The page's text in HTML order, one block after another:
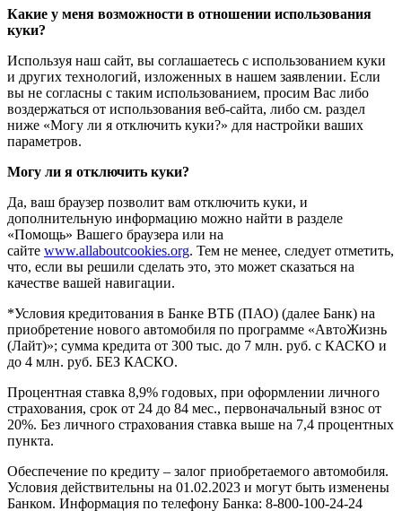
Какие у меня возможности в отношении использования
куки?
Используя наш сайт, вы соглашаетесь с использованием куки
и других технологий, изложенных в нашем заявлении. Если
вы не согласны с таким использованием, просим Вас либо
воздержаться от использования веб-сайта, либо см. раздел
ниже «Могу ли я отключить куки?» для настройки ваших
параметров.
Могу ли я отключить куки?
Да, ваш браузер позволит вам отключить куки, и
дополнительную информацию можно найти в разделе
«Помощь» Вашего браузера или на
сайте www.allaboutcookies.org. Тем не менее, следует отметить,
что, если вы решили сделать это, это может сказаться на
качестве вашей навигации.
*Условия кредитования в Банке ВТБ (ПАО) (далее Банк) на
приобретение нового автомобиля по программе «АвтоЖизнь
(Лайт)»; сумма кредита от 300 тыс. до 7 млн. руб. с КАСКО и
до 4 млн. руб. БЕЗ КАСКО.
Процентная ставка 8,9% годовых, при оформлении личного
страхования, срок от 24 до 84 мес., первоначальный взнос от
20%. Без личного страхования ставка выше на 7,4 процентных
пункта.
Обеспечение по кредиту – залог приобретаемого автомобиля.
Условия действительны на 01.02.2023 и могут быть изменены
Банком. Информация по телефону Банка: 8-800-100-24-24